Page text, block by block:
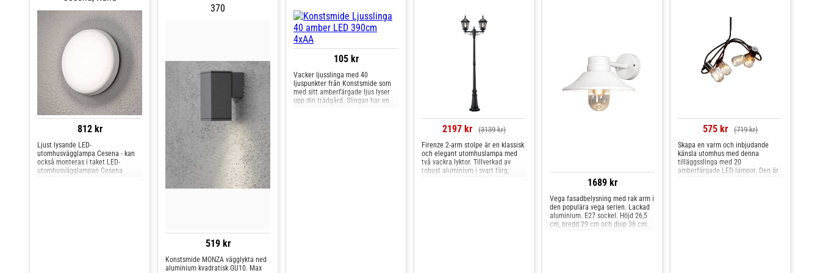
812 kr
Ljust lysande LED-
utomhusvägglampa Cesena - kan
också monteras i taket LED-
utomhusvägglampan Cesena
370
519 kr
Konstsmide MONZA vägglykta ned
aluminium kvadratisk GU10. Max
105 kr
Vacker ljusslinga med 40
ljuspunkter från Konstsmide som
med sitt amberfärgade ljus lyser
upp din trädgård. Slingan har en
2197 kr (3139 kr)
Firenze 2-arm stolpe är en klassisk
och elegant utomhuslampa med
två vackra lyktor. Tillverkad av
robust aluminium i svart färg,
1689 kr
Vega fasadbelysning med rak arm i
den populära vega serien. Lackad
aluminium. E27 sockel. Höjd 26,5
cm, bredd 29 cm och djup 36 cm.
575 kr (719 kr)
Skapa en varm och inbjudande
känsla utomhus med denna
tilläggsslinga med 20
amberfärgade LED-lampor. Den är